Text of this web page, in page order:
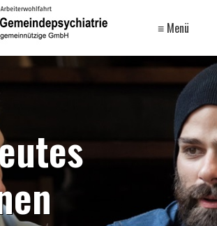
≡ Menü